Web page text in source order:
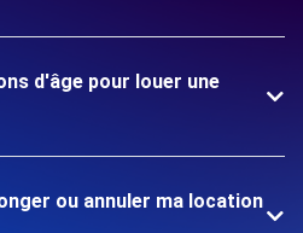
d'âge pour louer une
ou annuler ma location